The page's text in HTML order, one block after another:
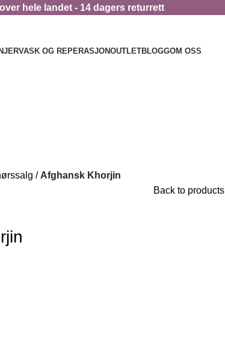
hele landet - 14 dagers returrett
VASK OG REPERASJONOUTLETBLOGGOM OSS
Afghansk Khorjin
Back to products